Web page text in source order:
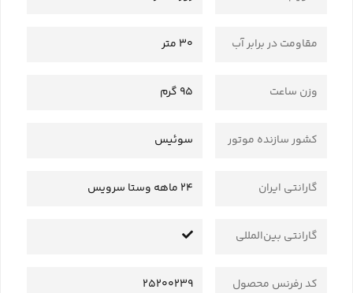
مقاومت در برابر آب 30 متر
وزن ساعت 95 گرم
کشور سازنده موتور سوئیس
گارانتی ایران 24 ماهه وستا سرویس
گارانتی بین‌المللی
کد رفرنس محصول 25200239